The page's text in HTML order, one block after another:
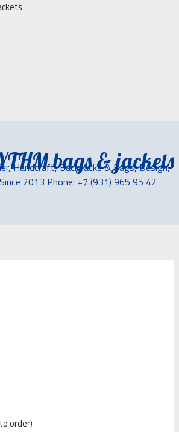
bags & jackets
Handcraft, Backpacks & Bags, Design,
2013 Phone: +7 (931) 965 95 42
order)